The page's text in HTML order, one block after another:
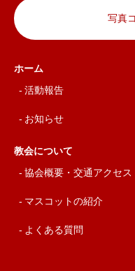
写真
ホーム
活動報告
お知らせ
教会について
協会概要・交通アクセス
マスコットの紹介
よくある質問